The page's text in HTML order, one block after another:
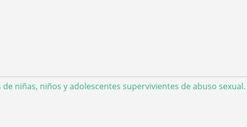
niñas, niños y adolescentes supervivientes de abuso sexual.